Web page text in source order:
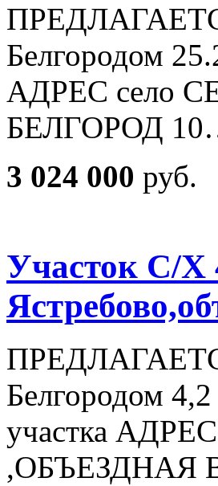
Белгородом
АДРЕС село
БЕЛГОРОД
3 024 000 руб.
Участок С/Х
Белгородом
участка
,ОБЪЕЗДНАЯ